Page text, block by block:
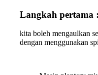
Langkah pertama :
kita boleh mengaulkan
dengan menggunakan